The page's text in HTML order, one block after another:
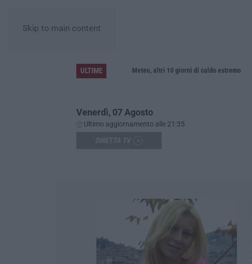
Skip to main content
ULTIME Meteo, altri 10 giorni di caldo estremo
Venerdì, 07 Agosto
Ultimo aggiornamento alle 21:35